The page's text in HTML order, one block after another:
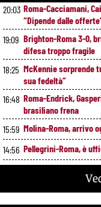
20:03 Roma-Cacciamani,
“Dipende dalle
19:09 Brighton-Roma 3-0,
difesa troppo fragile
18:25 McKennie sorprende
sua fedeltà”
16:48 Roma-Endrick,
brasiliano frena
15:59 Molina-Roma, arrivo
14:56 Pellegrini-Roma, è
Rensch-Roma,